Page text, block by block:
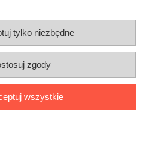
2.0) już od 350,00 zł.
wersję strony
Shoper Premium
tylko niezbędne
zgody
wszystkie